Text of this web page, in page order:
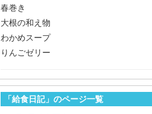
春巻き
大根の和え物
わかめスープ
りんごゼリー
「給食日記」のページ一覧